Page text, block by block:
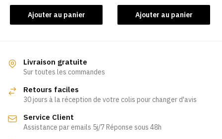
produit
produit
Ajouter au panier Ajouter au panier
Livraison gratuite
Sur toutes les commandes
Retours faciles
30 jours à la réception de votre colis pour changer d'avis
Service Client
Assistance par emails 5j/7 Réponse sous 48h